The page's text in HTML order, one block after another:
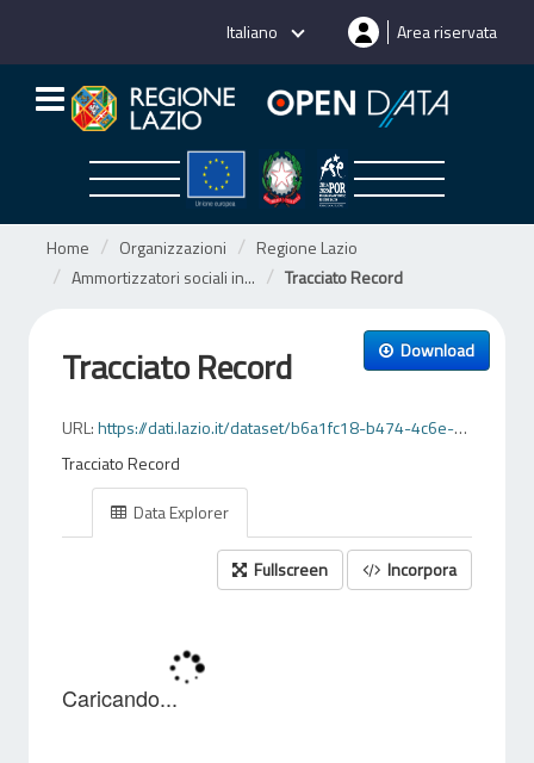
Italiano Area riservata
Home Organizzazioni
Regione Lazio
Ammortizzatori sociali in...
Tracciato Record
Download
Tracciato Record
URL:https://dati.lazio.it/dataset/b6a1fc18-b474-4c6e-9abe-ebbcce0544ae/resource/fc4f59a7-c957-4a63-967c-6fd8e1a6dafa/download/tracciatirecordcigsaziendedomande.xlsx
Tracciato Record
Data Explorer
Fullscreen Incorpora